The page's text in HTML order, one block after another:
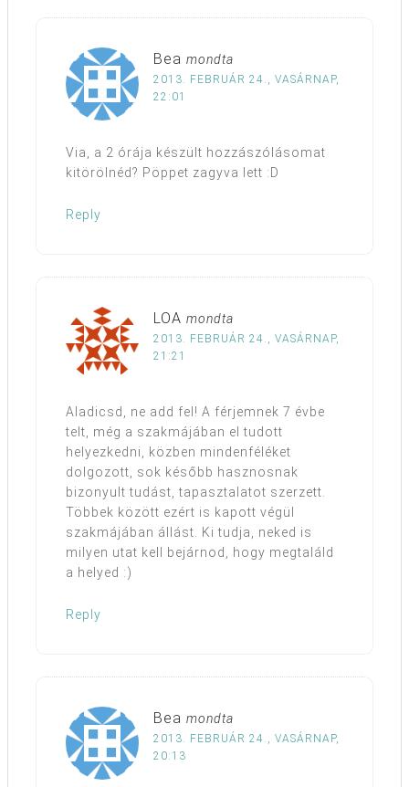
Bea mondta
2013. FEBRUÁR 24., VASÁRNAP,
22:01
Via, a 2 órája készült hozzászólásomat
kitörölnéd? Pöppet zagyva lett :D
Reply
LOA mondta
2013. FEBRUÁR 24., VASÁRNAP,
21:21
Aladicsd, ne add fel! A férjemnek 7 évbe
telt, még a szakmájában el tudott
helyezkedni, közben mindenféléket
dolgozott, sok később hasznosnak
bizonyult tudást, tapasztalatot szerzett.
Többek között ezért is kapott végül
szakmájában állást. Ki tudja, neked is
milyen utat kell bejárnod, hogy megtaláld
a helyed :)
Reply
Bea mondta
2013. FEBRUÁR 24., VASÁRNAP,
20:13